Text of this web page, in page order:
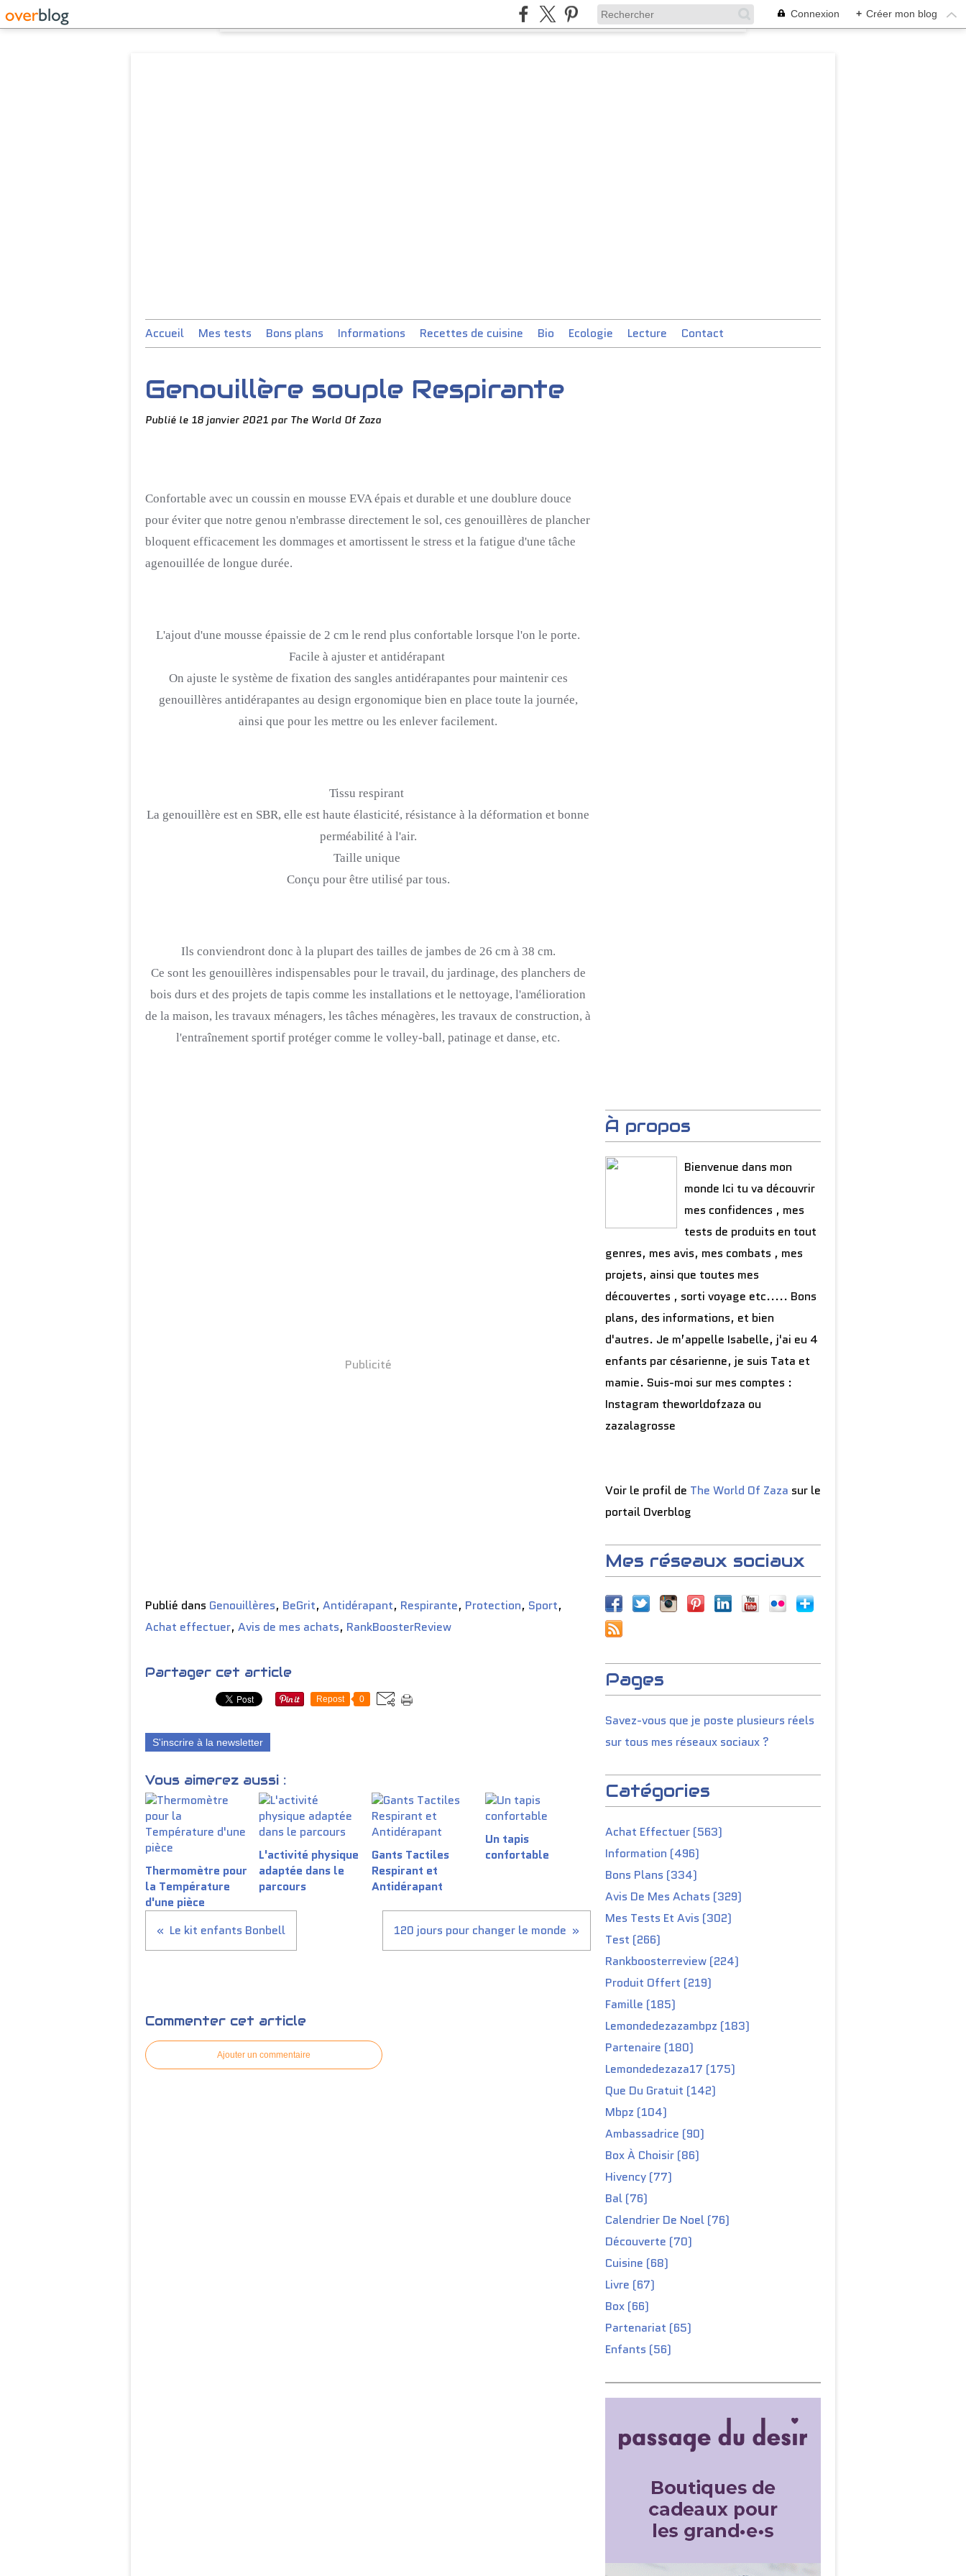
Connexion + Créer mon blog
Accueil Mes tests Bons plans Informations Recettes de cuisine Bio Ecologie Lecture Contact
Genouillère souple Respirante
Publié le 18 janvier 2021 par The World Of Zaza
Confortable avec un coussin en mousse EVA épais et durable et une doublure douce
pour éviter que notre genou n'embrasse directement le sol, ces genouillères de plancher
bloquent efficacement les dommages et amortissent le stress et la fatigue d'une tâche
agenouillée de longue durée.
L'ajout d'une mousse épaissie de 2 cm le rend plus confortable lorsque l'on le porte.
Facile à ajuster et antidérapant
On ajuste le système de fixation des sangles antidérapantes pour maintenir ces
genouillères antidérapantes au design ergonomique bien en place toute la journée,
ainsi que pour les mettre ou les enlever facilement.
Tissu respirant
La genouillère est en SBR, elle est haute élasticité, résistance à la déformation et bonne
perméabilité à l'air.
Taille unique
Conçu pour être utilisé par tous.
Ils conviendront donc à la plupart des tailles de jambes de 26 cm à 38 cm.
Ce sont les genouillères indispensables pour le travail, du jardinage, des planchers de
bois durs et des projets de tapis comme les installations et le nettoyage, l'amélioration
de la maison, les travaux ménagers, les tâches ménagères, les travaux de construction, à
l'entraînement sportif protéger comme le volley-ball, patinage et danse, etc.
Publicité
Publié dans Genouillères, BeGrit, Antidérapant, Respirante, Protection, Sport,
Achat effectuer, Avis de mes achats, RankBoosterReview
Partager cet article
Repost 0
S'inscrire à la newsletter
Vous aimerez aussi :
Thermomètre pour
la Température
d'une pièce
L'activité physique
adaptée dans le
parcours
Gants Tactiles
Respirant et
Antidérapant
Un tapis
confortable
Le kit enfants Bonbell 120 jours pour changer le monde
Commenter cet article
Ajouter un commentaire
À propos
Bienvenue dans mon
monde Ici tu va découvrir
mes confidences , mes
tests de produits en tout
genres, mes avis, mes combats , mes
projets, ainsi que toutes mes
découvertes , sorti voyage etc..... Bons
plans, des informations, et bien
d'autres. Je m’appelle Isabelle, j'ai eu 4
enfants par césarienne, je suis Tata et
mamie. Suis-moi sur mes comptes :
Instagram theworldofzaza ou
zazalagrosse
Voir le profil de The World Of Zaza sur le
portail Overblog
Mes réseaux sociaux
Pages
Savez-vous que je poste plusieurs réels
sur tous mes réseaux sociaux ?
Catégories
Achat Effectuer (563)
Information (496)
Bons Plans (334)
Avis De Mes Achats (329)
Mes Tests Et Avis (302)
Test (266)
Rankboosterreview (224)
Produit Offert (219)
Famille (185)
Lemondedezazambpz (183)
Partenaire (180)
Lemondedezaza17 (175)
Que Du Gratuit (142)
Mbpz (104)
Ambassadrice (90)
Box À Choisir (86)
Hivency (77)
Bal (76)
Calendrier De Noel (76)
Découverte (70)
Cuisine (68)
Livre (67)
Box (66)
Partenariat (65)
Enfants (56)